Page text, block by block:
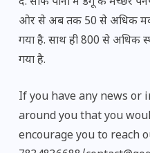
ओर से अब तक 50 से अधिक
गया है. साथ ही 800 से अधिक
गया है.
If you have any news
around you that you
encourage you to reach